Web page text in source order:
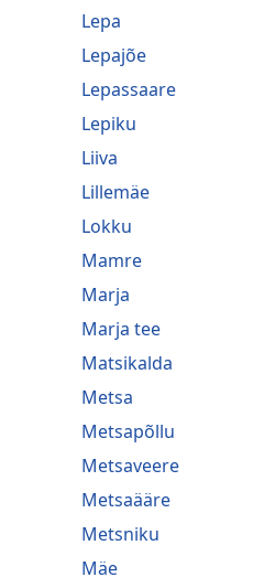
Lepa
Lepajõe
Lepassaare
Lepiku
Liiva
Lillemäe
Lokku
Mamre
Marja
Marja tee
Matsikalda
Metsa
Metsapõllu
Metsaveere
Metsaääre
Metsniku
Mäe